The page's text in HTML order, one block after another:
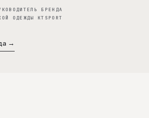
БРЕНДА
ОДЕЖДЫ KTSPORT
→